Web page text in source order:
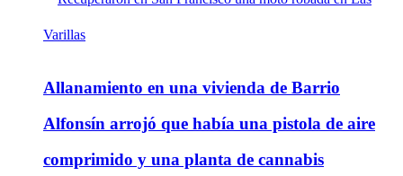
Allanamiento en una vivienda de Barrio
Alfonsín arrojó que había una pistola de aire
comprimido y una planta de cannabis